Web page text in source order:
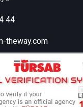
44
theway.com